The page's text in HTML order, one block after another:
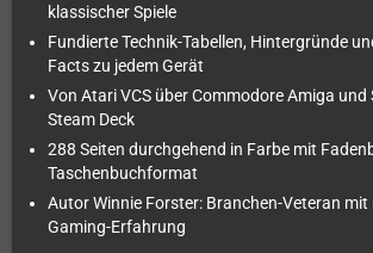
klassischer Spiele
Fundierte Technik-Tabellen, Hintergründe
Facts zu jedem Gerät
Von Atari VCS über Commodore Amiga und
Steam Deck
288 Seiten durchgehend in Farbe mit
Taschenbuchformat
Autor Winnie Forster: Branchen-Veteran
Gaming-Erfahrung